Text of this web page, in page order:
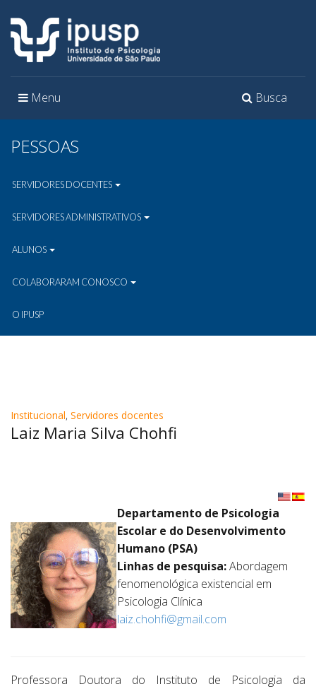
Toggle
Busca
Toggle
Menu
PESSOAS
SERVIDORES DOCENTES
SERVIDORES ADMINISTRATIVOS
ALUNOS
COLABORARAM CONOSCO
O IPUSP
Institucional, Servidores docentes
Laiz Maria Silva Chohfi
Departamento de Psicologia
Escolar e do Desenvolvimento
Humano (PSA)
Linhas de pesquisa:Abordagem
fenomenológica existencial em
Psicologia Clínica
laiz.chohfi@gmail.com
Professora Doutora do Instituto de Psicologia da